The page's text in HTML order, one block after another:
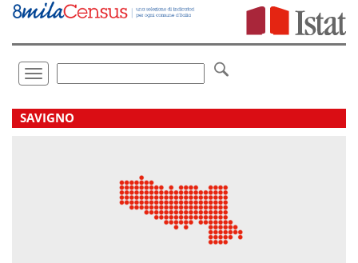
Vai
direttamente
Toggle
navigation
.
SAVIGNO